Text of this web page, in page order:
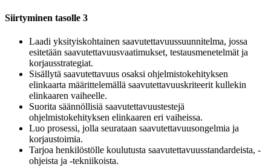
Siirtyminen tasolle 3
Laadi yksityiskohtainen saavutettavuussuunnitelma, jossa
esitetään saavutettavuusvaatimukset, testausmenetelmät ja
korjausstrategiat.
Sisällytä saavutettavuus osaksi ohjelmistokehityksen
elinkaarta määrittelemällä saavutettavuuskriteerit kullekin
elinkaaren vaiheelle.
Suorita säännöllisiä saavutettavuustestejä
ohjelmistokehityksen elinkaaren eri vaiheissa.
Luo prosessi, jolla seurataan saavutettavuusongelmia ja
korjaustoimia.
Tarjoa henkilöstölle koulutusta saavutettavuusstandardeista, -
ohjeista ja -tekniikoista.